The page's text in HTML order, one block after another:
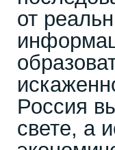
от
Россия
свете, а